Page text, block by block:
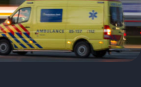
Protected by WP Anti-Hacker